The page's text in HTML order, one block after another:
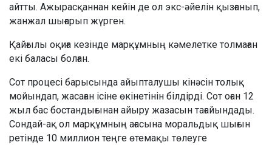
айтты. Ажырасқаннан кейін де ол экс-әйелін қызғанып,
жанжал шығарып жүрген.
Қайғылы оқиға кезінде марқұмның кәмелетке толмаған
екі баласы болған.
Сот процесі барысында айыпталушы кінәсін толық
мойындап, жасаған ісіне өкінетінін білдірді. Сот оған 12
жыл бас бостандығынан айыру жазасын тағайындады.
Сондай-ақ ол марқұмның ағасына моральдық шығын
ретінде 10 миллион теңге өтемақы төлеуге